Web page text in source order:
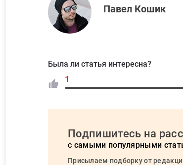
Павел Кошик
Была ли статья интересна?
1
Подпишитесь на
с самыми популярными
Присылаем подборку от